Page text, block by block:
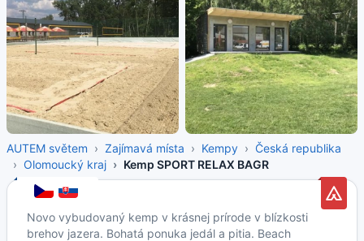
AUTEM světem Zajímavá místa Kempy
Česká republika
Olomoucký kraj
Kemp SPORT RELAX BAGR
Novo vybudovaný kemp v krásnej prírode v blízkosti
brehov jazera. Bohatá ponuka jedál a pitia. Beach